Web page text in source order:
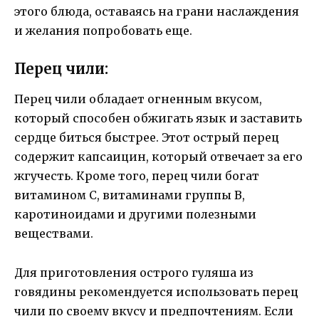
этого блюда, оставаясь на грани наслаждения
и желания попробовать еще.
Перец чили:
Перец чили обладает огненным вкусом,
который способен обжигать язык и заставить
сердце биться быстрее. Этот острый перец
содержит капсаицин, который отвечает за его
жгучесть. Кроме того, перец чили богат
витамином С, витаминами группы В,
каротиноидами и другими полезными
веществами.
Для приготовления острого гуляша из
говядины рекомендуется использовать перец
чили по своему вкусу и предпочтениям. Если